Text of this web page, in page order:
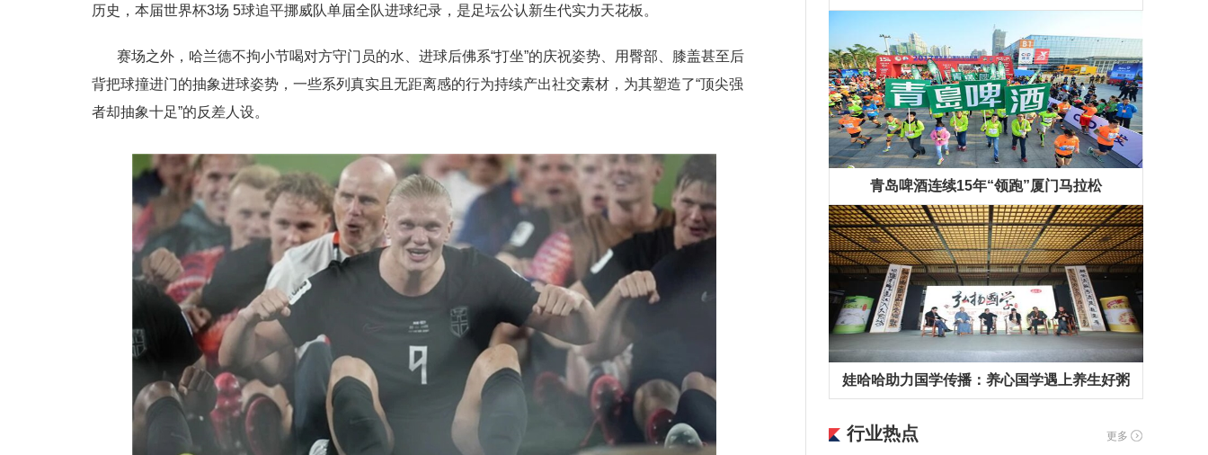
历史，本届世界杯3场 5球追平挪威队单届全队进球纪录，是足坛公认新生代实力天花板。
赛场之外，哈兰德不拘小节喝对方守门员的水、进球后佛系“打坐”的庆祝姿势、用臀部、膝盖甚至后
背把球撞进门的抽象进球姿势，一些系列真实且无距离感的行为持续产出社交素材，为其塑造了“顶尖强
者却抽象十足”的反差人设。
青岛啤酒连续15年“领跑”厦门马拉松
娃哈哈助力国学传播：养心国学遇上养生好粥
行业热点 更多